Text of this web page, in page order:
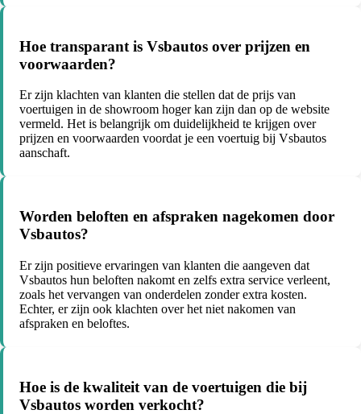
Hoe transparant is Vsbautos over prijzen en
voorwaarden?
Er zijn klachten van klanten die stellen dat de prijs van
voertuigen in de showroom hoger kan zijn dan op de website
vermeld. Het is belangrijk om duidelijkheid te krijgen over
prijzen en voorwaarden voordat je een voertuig bij Vsbautos
aanschaft.
Worden beloften en afspraken nagekomen door
Vsbautos?
Er zijn positieve ervaringen van klanten die aangeven dat
Vsbautos hun beloften nakomt en zelfs extra service verleent,
zoals het vervangen van onderdelen zonder extra kosten.
Echter, er zijn ook klachten over het niet nakomen van
afspraken en beloftes.
Hoe is de kwaliteit van de voertuigen die bij
Vsbautos worden verkocht?